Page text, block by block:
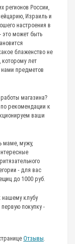
регионов России,
Израиль и
настроения в
это может быть
блаженство не
которому лет
предметов
магазина?
рекомендации к
ваши
маме, мужу,
- для вас
до 1000 руб.
нашему клубу
покупку -
Отзывы.